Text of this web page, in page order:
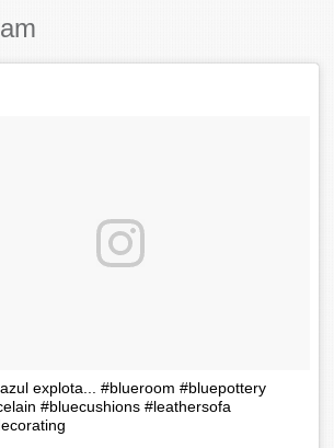
explota... #blueroom #bluepottery
#bluecushions #leathersofa